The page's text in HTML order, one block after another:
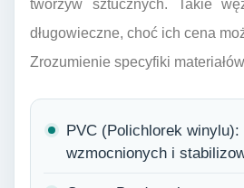
tworzyw sztucznych. Takie
długowieczne, choć ich cena
Zrozumienie specyfiki
PVC (Polichlorek
wzmocnionych i